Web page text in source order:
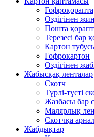
Өздігінен
Пошта
Терезесі бар
Картон
Гофрокартон
Өздігінен
Жабысқақ ленталар
Скотч
Түрлі-түсті
Жазбасы бар
Малярлық
Скотчқа
Жабдықтар